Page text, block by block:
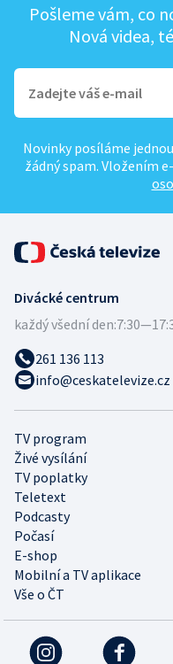
Pošleme vám, co
Nová videa,
Novinky posíláme
žádný spam. Vložením